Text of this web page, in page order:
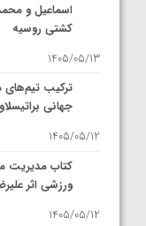
اسماعیل و
کشتی روسیه
1405/05/13
ترکیب تیم‌های
جهانی
1405/05/12
کتاب مدیریت
ورزشی اثر
1405/05/12